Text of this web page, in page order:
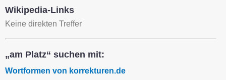
Wikipedia-Links
Keine direkten Treffer
„am Platz“ suchen mit:
Wortformen von korrekturen.de